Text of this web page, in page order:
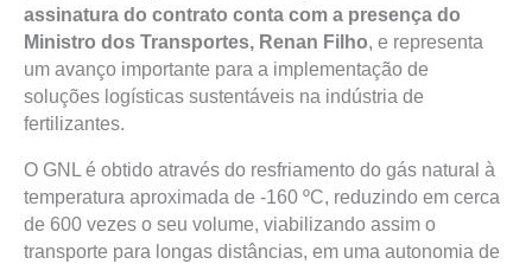
assinatura do contrato conta com a presença do
Ministro dos Transportes, Renan Filho, e representa
um avanço importante para a implementação de
soluções logísticas sustentáveis na indústria de
fertilizantes.
O GNL é obtido através do resfriamento do gás natural à
temperatura aproximada de -160 ºC, reduzindo em cerca
de 600 vezes o seu volume, viabilizando assim o
transporte para longas distâncias, em uma autonomia de